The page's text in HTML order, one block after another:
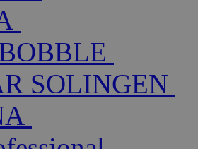
SOLINGEN